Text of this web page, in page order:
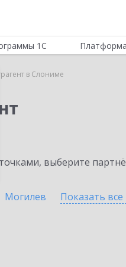
1С
в Слониме
выберите
Могилев Показать